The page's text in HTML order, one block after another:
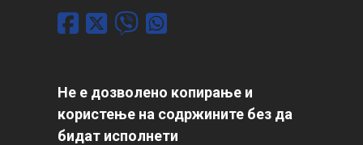
Не е дозволено копирање и
користење на содржините без да
бидат исполнети